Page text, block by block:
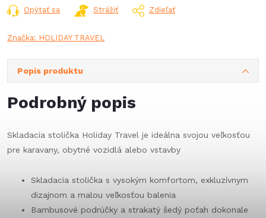
Opýtať sa Strážiť Zdieľať
Značka: HOLIDAY TRAVEL
Popis produktu
Podrobný popis
Skladacia stolička Holiday Travel je ideálna svojou veľkosťou
pre karavany, obytné vozidlá alebo vstavby
Skladacia stolička s vysokým komfortom, exkluzívnym
dizajnom a malou veľkosťou balenia
Bambusové podrúčky a strakatý šedý poťah dokonale